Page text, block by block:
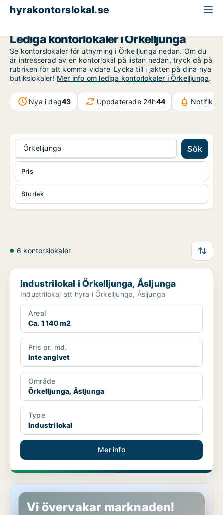
hyrakontorslokal.se
Lediga kontorlokaler i Örkelljunga
Se kontorslokaler för uthyrning i Örkelljunga nedan. Om du
är intresserad av en kontorlokal på listan nedan, tryck då på
rubriken för att komma vidare. Lycka till i jakten på dina nya
butikslokaler! Mer info om lediga kontorlokaler i Örkelljunga.
Nya i dag43 Uppdaterade 24h44
Örkelljunga Sök
Storlek
Pris
6 kontorslokaler
Industrilokal i Örkelljunga, Åsljunga
Industrilokal i Örkelljunga, Åsljunga
Industrilokal att hyra i Örkelljunga, Åsljunga
Areal
Ca. 1 140 m2
Pris pr. md.
Inte angivet
Område
Örkelljunga, Åsljunga
Type
Industrilokal
Mer info
Industrilokal i Örkelljunga
Vi övervakar marknaden!